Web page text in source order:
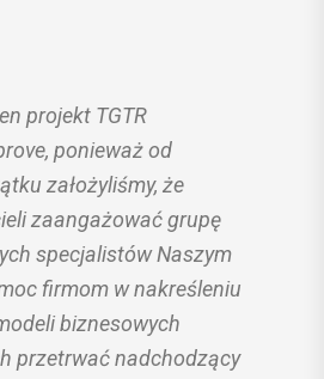
projekt TGTR
ponieważ od
założyliśmy, że
zaangażować grupę
specjalistów Naszym
firmom w nakreśleniu
biznesowych
przetrwać nadchodzący